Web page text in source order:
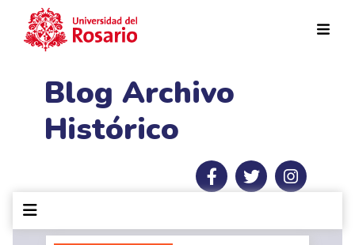
Blog Archivo
Histórico